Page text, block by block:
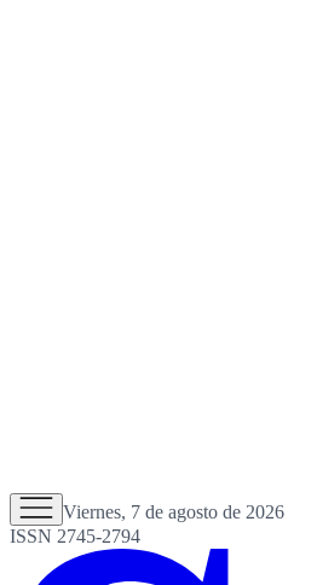
Viernes, 7 de agosto de 2026
ISSN 2745-2794